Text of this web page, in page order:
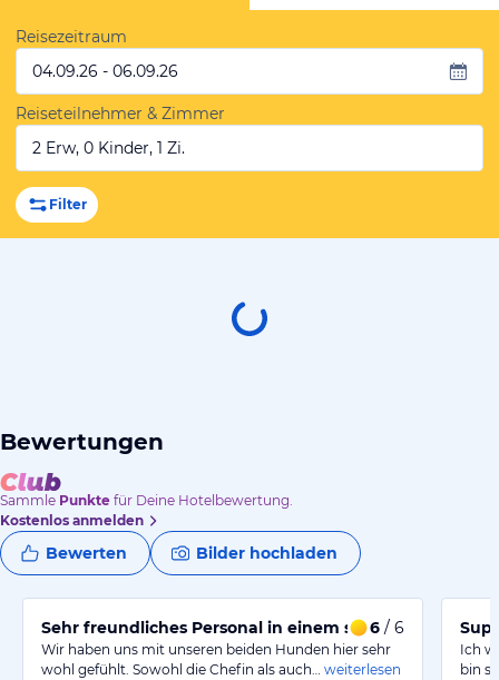
Reisezeitraum
04.09.26 - 06.09.26
Reiseteilnehmer & Zimmer
2 Erw, 0 Kinder, 1 Zi.
Filter
Bewertungen
Sammle Punkte für Deine Hotelbewertung.
Kostenlos anmelden
Bewerten Bilder hochladen
Sehr freundliches Personal in einem schönen,
6 / 6
Wir haben uns mit unseren beiden Hunden hier sehr
wohl gefühlt. Sowohl die Chefin als auch…
weiterlesen
Ich
bin